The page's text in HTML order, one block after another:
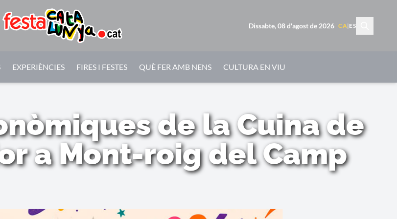
Dissabte, 08 d'agost de 2026 CA| ES
EXPERIÈNCIES FIRES I FESTES QUÈ FER AMB NENS CULTURA EN VIU
de la Cuina de
a Mont-roig del Camp